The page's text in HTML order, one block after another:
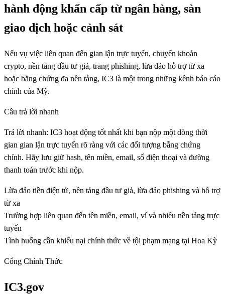
hành động khẩn cấp từ ngân hàng, sàn
giao dịch hoặc cảnh sát
Nếu vụ việc liên quan đến gian lận trực tuyến, chuyển khoản
crypto, nền tảng đầu tư giả, trang phishing, lừa đảo hỗ trợ từ xa
hoặc bằng chứng đa nền tảng, IC3 là một trong những kênh báo cáo
chính của Mỹ.
Câu trả lời nhanh
Trả lời nhanh: IC3 hoạt động tốt nhất khi bạn nộp một dòng thời
gian gian lận trực tuyến rõ ràng với các đối tượng bằng chứng
chính. Hãy lưu giữ hash, tên miền, email, số điện thoại và đường
thanh toán trước khi nộp.
Lừa đảo tiền điện tử, nền tảng đầu tư giả, lừa đảo phishing và hỗ trợ
từ xa
Trường hợp liên quan đến tên miền, email, ví và nhiều nền tảng trực
tuyến
Tình huống cần khiếu nại chính thức về tội phạm mạng tại Hoa Kỳ
Cổng Chính Thức
IC3.gov